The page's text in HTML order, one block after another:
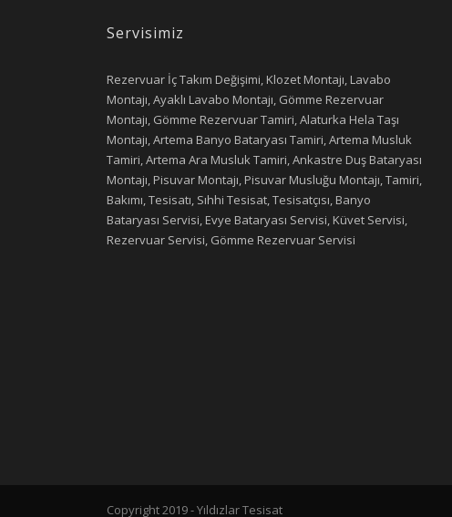
Servisimiz
Rezervuar İç Takım Değişimi, Klozet Montajı, Lavabo
Montajı, Ayaklı Lavabo Montajı, Gömme Rezervuar
Montajı, Gömme Rezervuar Tamiri, Alaturka Hela Taşı
Montajı, Artema Banyo Bataryası Tamiri, Artema Musluk
Tamiri, Artema Ara Musluk Tamiri, Ankastre Duş Bataryası
Montajı, Pisuvar Montajı, Pisuvar Musluğu Montajı, Tamiri,
Bakımı, Tesisatı, Sıhhi Tesisat, Tesisatçısı, Banyo
Bataryası Servisi, Evye Bataryası Servisi, Küvet Servisi,
Rezervuar Servisi, Gömme Rezervuar Servisi
Copyright 2019 - Yıldızlar Tesisat